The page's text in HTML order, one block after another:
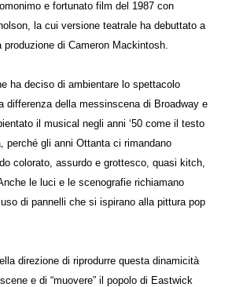
e fortunato film del 1987 con
la cui versione teatrale ha debuttato a
produzione di Cameron Mackintosh.
ha deciso di ambientare lo spettacolo
differenza della messinscena di Broadway e
il musical negli anni ‘50 come il testo
perché gli anni Ottanta ci rimandano
colorato, assurdo e grottesco, quasi kitch,
le luci e le scenografie richiamano
di pannelli che si ispirano alla pittura pop
direzione di riprodurre questa dinamicità
e di “muovere” il popolo di Eastwick